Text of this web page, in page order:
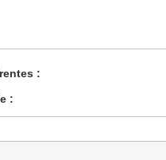
:
: